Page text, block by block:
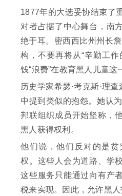
1877年的大选妥协结束了
对者占据了中心舞台，南
绝于耳。密西西比州州长
构，不要再将从“辛勤工
钱“浪费”在教育黑人儿童这
历史学家希瑟·考克斯·理
中提到类似的抱怨。她认
邦联组织成员开始坚称，
黑人获得权利。
他们说，他们反对的是
权。这些人会为道路、学
这些服务只能通过向有产
税来实现。因此，允许黑人